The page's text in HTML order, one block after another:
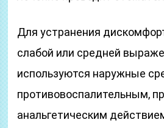
Для устранения
слабой или средней
используются наружные
противовоспалительным,
анальгетическим